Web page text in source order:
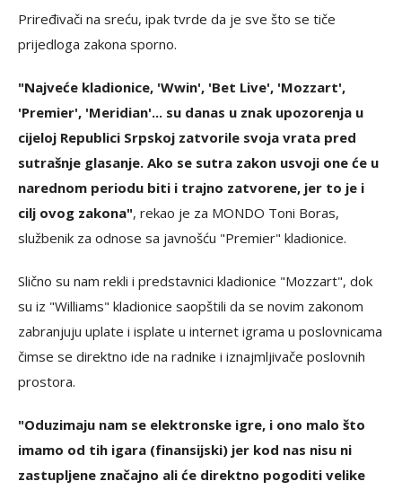
Priređivači na sreću, ipak tvrde da je sve što se tiče
prijedloga zakona sporno.
"Najveće kladionice, 'Wwin', 'Bet Live', 'Mozzart',
'Premier', 'Meridian'... su danas u znak upozorenja u
cijeloj Republici Srpskoj zatvorile svoja vrata pred
sutrašnje glasanje. Ako se sutra zakon usvoji one će u
narednom periodu biti i trajno zatvorene, jer to je i
cilj ovog zakona", rekao je za MONDO Toni Boras,
službenik za odnose sa javnošću "Premier" kladionice.
Slično su nam rekli i predstavnici kladionice "Mozzart", dok
su iz "Williams" kladionice saopštili da se novim zakonom
zabranjuju uplate i isplate u internet igrama u poslovnicama
čimse se direktno ide na radnike i iznajmljivače poslovnih
prostora.
"Oduzimaju nam se elektronske igre, i ono malo što
imamo od tih igara (finansijski) jer kod nas nisu ni
zastupljene značajno ali će direktno pogoditi velike